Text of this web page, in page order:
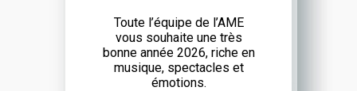
Toute l’équipe de l’AME
vous souhaite une très
bonne année 2026, riche en
musique, spec­tacles et
émotions.